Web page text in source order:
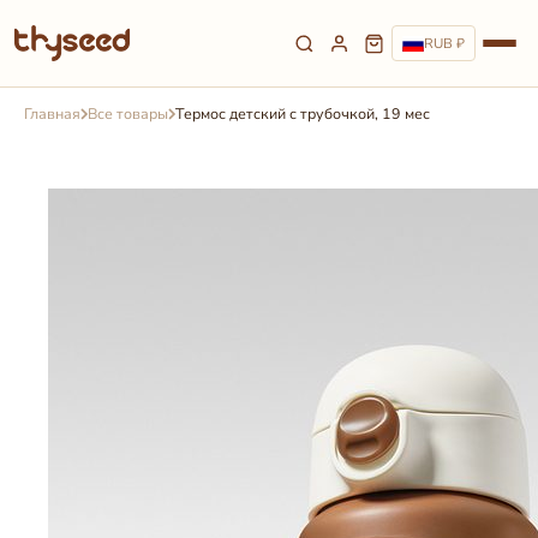
RUB ₽
Главная Все товары Термос детский с трубочкой, 19 мес